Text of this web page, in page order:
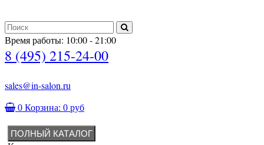
Время работы: 10:00 - 21:00
8 (495) 215-24-00
sales@in-salon.ru
0 Корзина: 0 руб
ПОЛНЫЙ КАТАЛОГ